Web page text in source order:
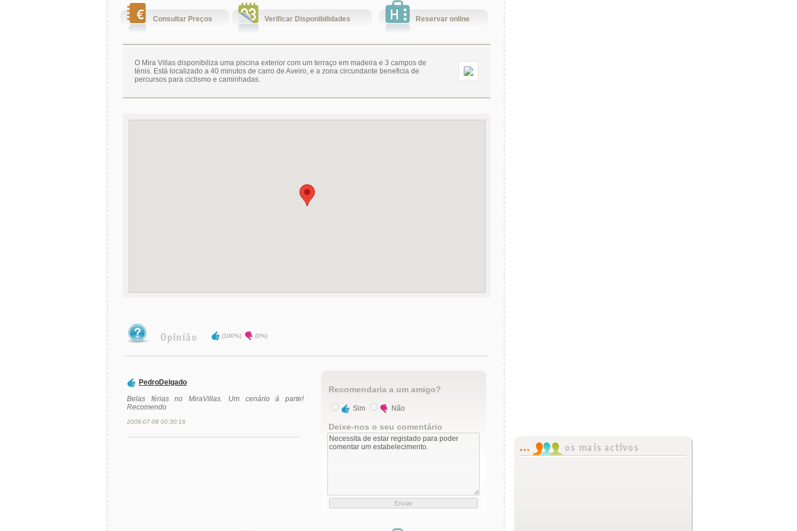
Consultar Preços Verificar Disponibilidades Reservar online
O Mira Villas disponibiliza uma piscina exterior com um terraço em madeira e 3 campos de
ténis. Está localizado a 40 minutos de carro de Aveiro, e a zona circundante beneficia de
percursos para ciclismo e caminhadas.
(100%) (0%)
PedroDelgado
Belas férias no MiraVillas. Um cenário á parte!
Recomendo
2008-07-08 00:30:16
Recomendaria a um amigo?
Sim Não
Deixe-nos o seu comentário